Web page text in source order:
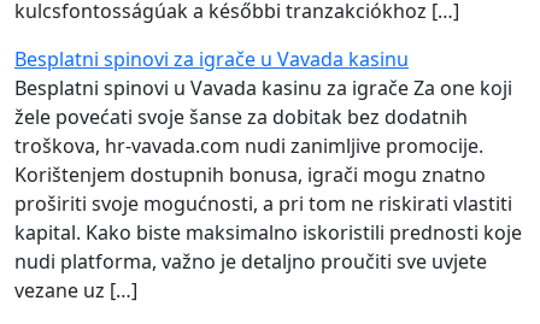
kulcsfontosságúak a későbbi tranzakciókhoz […]
Besplatni spinovi za igrače u Vavada kasinu
Besplatni spinovi u Vavada kasinu za igrače Za one koji
žele povećati svoje šanse za dobitak bez dodatnih
troškova, hr-vavada.com nudi zanimljive promocije.
Korištenjem dostupnih bonusa, igrači mogu znatno
proširiti svoje mogućnosti, a pri tom ne riskirati vlastiti
kapital. Kako biste maksimalno iskoristili prednosti koje
nudi platforma, važno je detaljno proučiti sve uvjete
vezane uz […]